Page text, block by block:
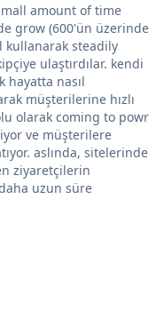
amount of time
grow (600'ün üzerinde
kullanarak steadily
ulaştırdılar. kendi
nasıl
müşterilerine hızlı
olarak coming to powr
ve müşterilere
aslında, sitelerinde
ziyaretçilerin
uzun süre